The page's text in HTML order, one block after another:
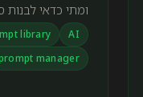
ומתי כדאי
AI
library
manager